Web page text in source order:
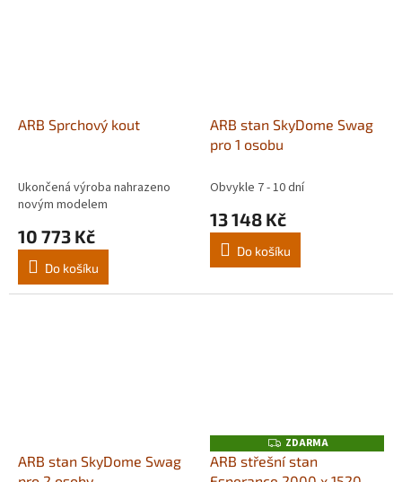
ARB Sprchový kout
Ukončená výroba nahrazeno
novým modelem
10 773 Kč
Do košíku
ARB stan SkyDome Swag
pro 1 osobu
Obvykle 7 - 10 dní
13 148 Kč
Do košíku
ARB stan SkyDome Swag
Z
D
A
ZDARMA
ARB střešní stan